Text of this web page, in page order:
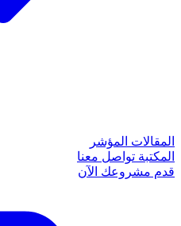
المقالات المؤشر
المكتبة تواصل معنا
قدم مشروعك الآن